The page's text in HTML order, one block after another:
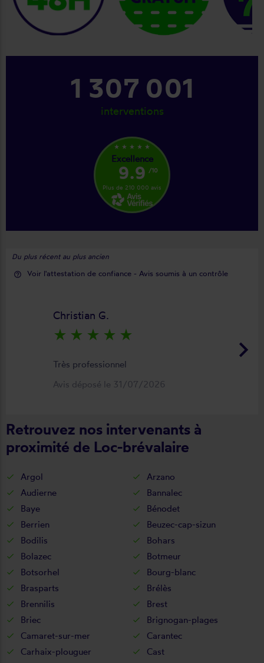
1 368 320
interventions
star_rate star_rate star_rate star_rate star_rate
Excellence
9.9 /10
Plus de 210 000 avis
Du plus récent au plus ancien
help_outline Voir l'attestation de confiance - Avis soumis à un contrôle
keyboard_arrow_right
Christian G.
star_rate star_rate star_rate star_rate star_rate
Très professionnel
Avis déposé le 31/07/2026
Retrouvez nos intervenants à
proximité de Loc-brévalaire
Argol
Arzano
Audierne
Bannalec
Baye
Bénodet
Berrien
Beuzec-cap-sizun
Bodilis
Bohars
Bolazec
Botmeur
Botsorhel
Bourg-blanc
Brasparts
Brélès
Brennilis
Brest
Briec
Brignogan-plages
Camaret-sur-mer
Carantec
Carhaix-plouguer
Cast